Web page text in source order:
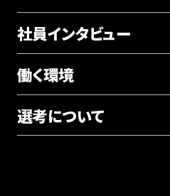
採用サイト
社員インタビュー
働く環境
選考について